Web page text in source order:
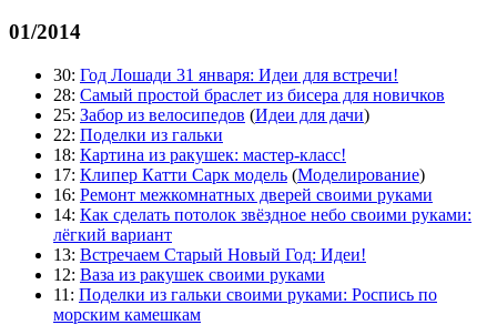
01/2014
30: Год Лошади 31 января: Идеи для встречи!
28: Самый простой браслет из бисера для новичков
25: Забор из велосипедов (Идеи для дачи)
22: Поделки из гальки
18: Картина из ракушек: мастер-класс!
17: Клипер Катти Сарк модель (Моделирование)
16: Ремонт межкомнатных дверей своими руками
14: Как сделать потолок звёздное небо своими руками:
лёгкий вариант
13: Встречаем Старый Новый Год: Идеи!
12: Ваза из ракушек своими руками
11: Поделки из гальки своими руками: Роспись по
морским камешкам